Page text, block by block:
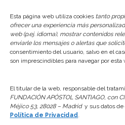
Esta página web utiliza cookies tanto
ofrecer una experiencia más
web (p.ej. idioma), mostrar contenidos
enviarle los mensajes o alertas que
consentimiento del usuario, salvo en el
son imprescindibles para navegar por esta
El titular de la web, responsable del
FUNDACIÓN APÓSTOL SANTIAGO, con
Méjico 53, 28028 – Madridy sus datos de
Política de Privacidad.
Noticias
Reserva de plaza
24 junio, 2026
Normativa de Reservas
24 junio, 2026